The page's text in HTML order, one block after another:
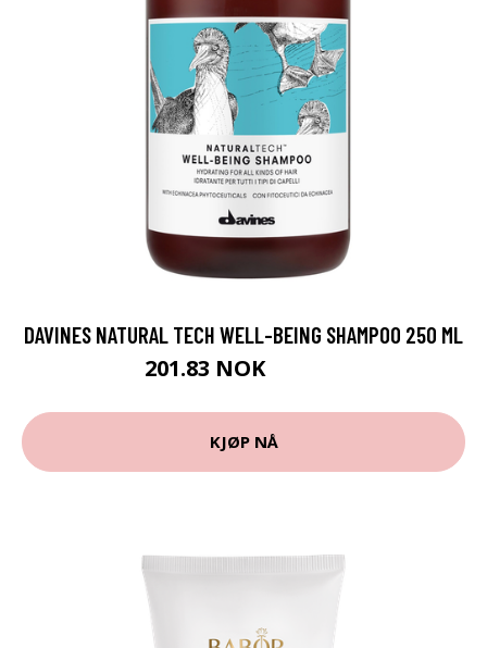
DAVINES NATURAL TECH WELL-BEING SHAMPOO 250 ML
201.83 NOK
KJØP NÅ